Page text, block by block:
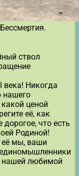
ствол
века! Никогда
нашего
ценой
её, как
что есть
Родиной!
её мы, ваши
нашей любимой